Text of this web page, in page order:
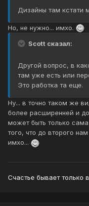
Дизайны там кстати
Но, не нужно... имхо.
Scott сказал:
Другой вопрос, в
там уже есть или
Это работка та еще.
Ну... в точно таком же
более расширенней и
может быть только
того, что до второго
имхо...
Счастье бывает только